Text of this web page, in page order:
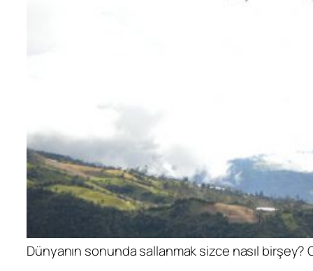
Dünyanın sonunda sallanmak sizce nasıl